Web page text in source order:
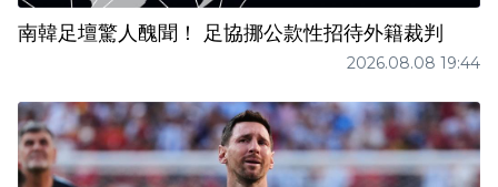
南韓足壇驚人醜聞！ 足協挪公款性招待外籍裁判
2026.08.08 19:44